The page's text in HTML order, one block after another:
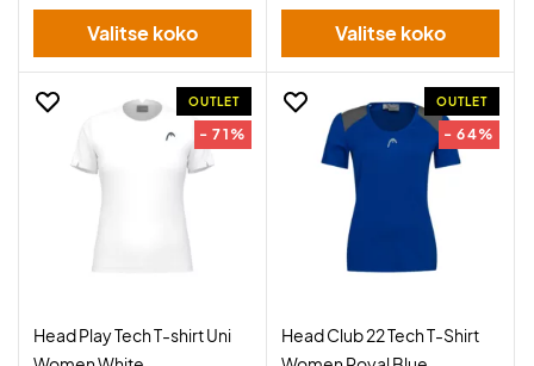
Valitse koko Valitse koko
OUTLET
- 71%
Head Play Tech T-shirt Uni
OUTLET
- 64%
Head Club 22 Tech T-Shirt